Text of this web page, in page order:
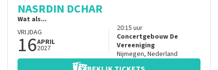
NASRDIN DCHAR
Wat als...
VRIJDAG
16APRIL
2027
20:15 uur
Concertgebouw De
Vereeniging
Nijmegen, Nederland